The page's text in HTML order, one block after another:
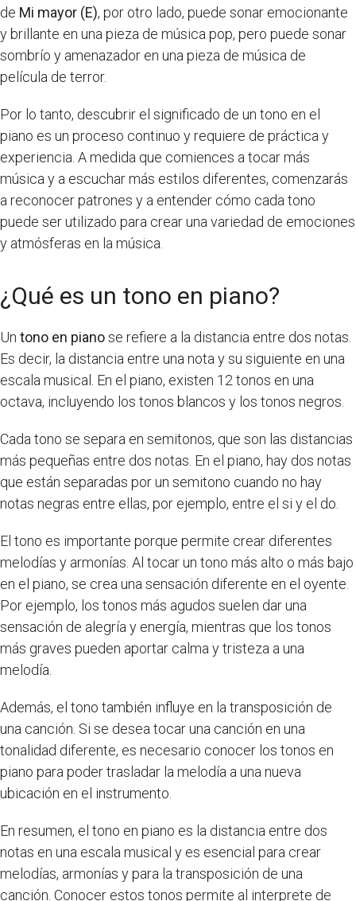
de Mi mayor (E), por otro lado, puede sonar emocionante
y brillante en una pieza de música pop, pero puede sonar
sombrío y amenazador en una pieza de música de
película de terror.
Por lo tanto, descubrir el significado de un tono en el
piano es un proceso continuo y requiere de práctica y
experiencia. A medida que comiences a tocar más
música y a escuchar más estilos diferentes, comenzarás
a reconocer patrones y a entender cómo cada tono
puede ser utilizado para crear una variedad de emociones
y atmósferas en la música.
¿Qué es un tono en piano?
Un tono en pianose refiere a la distancia entre dos notas.
Es decir, la distancia entre una nota y su siguiente en una
escala musical. En el piano, existen 12 tonos en una
octava, incluyendo los tonos blancos y los tonos negros.
Cada tono se separa en semitonos, que son las distancias
más pequeñas entre dos notas. En el piano, hay dos notas
que están separadas por un semitono cuando no hay
notas negras entre ellas, por ejemplo, entre el si y el do.
El tono es importante porque permite crear diferentes
melodías y armonías. Al tocar un tono más alto o más bajo
en el piano, se crea una sensación diferente en el oyente.
Por ejemplo, los tonos más agudos suelen dar una
sensación de alegría y energía, mientras que los tonos
más graves pueden aportar calma y tristeza a una
melodía.
Además, el tono también influye en la transposición de
una canción. Si se desea tocar una canción en una
tonalidad diferente, es necesario conocer los tonos en
piano para poder trasladar la melodía a una nueva
ubicación en el instrumento.
En resumen, el tono en piano es la distancia entre dos
notas en una escala musical y es esencial para crear
melodías, armonías y para la transposición de una
canción. Conocer estos tonos permite al interprete de